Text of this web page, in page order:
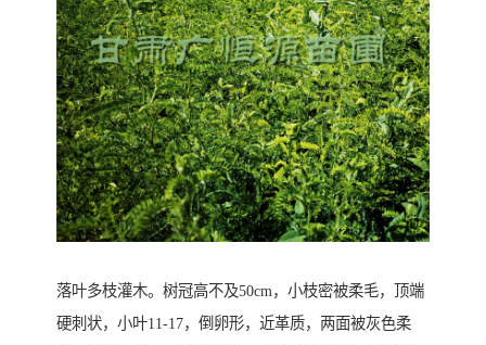
落叶多枝灌木。树冠高不及50cm，小枝密被柔毛，顶端
硬刺状，小叶11-17，倒卵形，近革质，两面被灰色柔